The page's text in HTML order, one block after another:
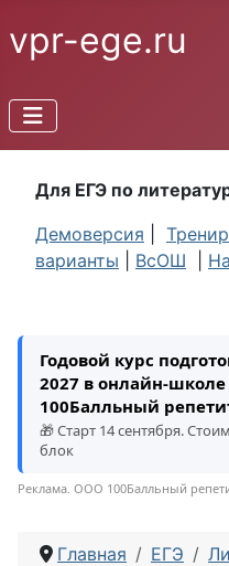
vpr-ege.ru
Для ЕГЭ по
Демоверсия
варианты
ВсОШ
Годовой курс
2027 в онлайн-школе
100Балльный
🎁 Старт 14 сентября.
блок
Реклама. ООО 100Балльный
Главная ЕГЭ